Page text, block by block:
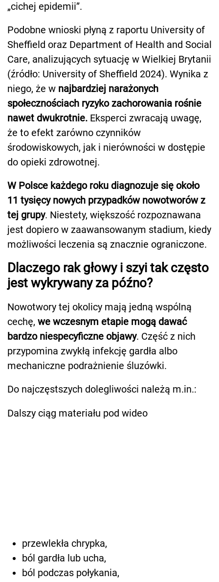
„cichej epidemii”.
Podobne wnioski płyną z raportu University of
Sheffield oraz Department of Health and Social
Care, analizujących sytuację w Wielkiej Brytanii
(źródło: University of Sheffield 2024). Wynika z
niego, że w najbardziej narażonych
społecznościach ryzyko zachorowania rośnie
nawet dwukrotnie. Eksperci zwracają uwagę,
że to efekt zarówno czynników
środowiskowych, jak i nierówności w dostępie
do opieki zdrowotnej.
W Polsce każdego roku diagnozuje się około
11 tysięcy nowych przypadków nowotworów z
tej grupy. Niestety, większość rozpoznawana
jest dopiero w zaawansowanym stadium, kiedy
możliwości leczenia są znacznie ograniczone.
Dlaczego rak głowy i szyi tak często
jest wykrywany za późno?
Nowotwory tej okolicy mają jedną wspólną
cechę, we wczesnym etapie mogą dawać
bardzo niespecyficzne objawy. Część z nich
przypomina zwykłą infekcję gardła albo
mechaniczne podrażnienie śluzówki.
Do najczęstszych dolegliwości należą m.in.:
Dalszy ciąg materiału pod wideo
przewlekła chrypka,
ból gardła lub ucha,
ból podczas połykania,